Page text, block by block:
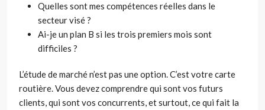
Quelles sont mes compétences réelles dans le
secteur visé ?
Ai-je un plan B si les trois premiers mois sont
difficiles ?
L’étude de marché n’est pas une option. C’est votre carte
routière. Vous devez comprendre qui sont vos futurs
clients, qui sont vos concurrents, et surtout, ce qui fait la